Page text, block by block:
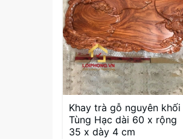
Khay trà gỗ nguyên khối
Tùng Hạc dài 60 x rộng
35 x dày 4 cm